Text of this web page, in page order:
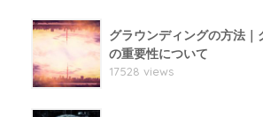
グラウンディングの方法｜
の重要性について
17528 views